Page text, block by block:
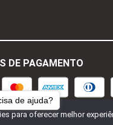
DE PAGAMENTO
de ajuda?
para oferecer melhor